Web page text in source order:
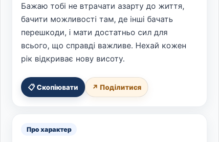
Бажаю тобі не втрачати азарту до життя,
бачити можливості там, де інші бачать
перешкоди, і мати достатньо сил для
всього, що справді важливе. Нехай кожен
рік відкриває нову висоту.
📋 Скопіювати ↗ Поділитися
Про характер